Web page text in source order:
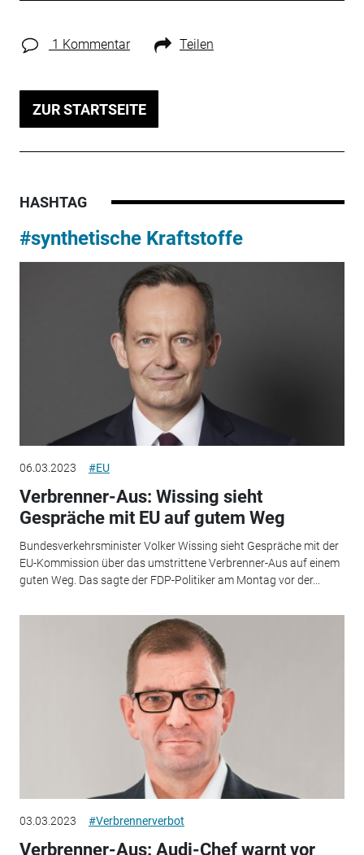
1 Kommentar Teilen
ZUR STARTSEITE
HASHTAG
#synthetische Kraftstoffe
06.03.2023 #EU
Verbrenner-Aus: Wissing sieht
Gespräche mit EU auf gutem Weg
Bundesverkehrsminister Volker Wissing sieht Gespräche mit der
EU-Kommission über das umstrittene Verbrenner-Aus auf einem
guten Weg. Das sagte der FDP-Politiker am Montag vor der...
03.03.2023 #Verbrennerverbot
Verbrenner-Aus: Audi-Chef warnt vor